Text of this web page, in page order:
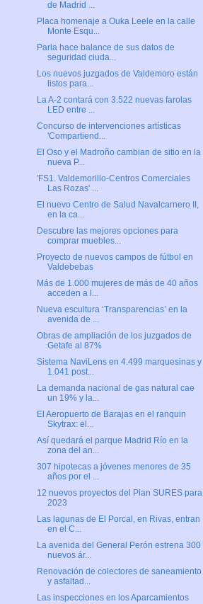
de Madrid ...
Placa homenaje a Ouka Leele en la calle
Monte Esqu...
Parla hace balance de sus datos de
seguridad ciuda...
Los nuevos juzgados de Valdemoro están
listos para...
La A-2 contará con 3.522 nuevas farolas
LED entre ...
Concurso de intervenciones artísticas
'Compartiend...
El Oso y el Madroño cambian de sitio en la
nueva P...
'FS1. Valdemorillo-Centros Comerciales
Las Rozas' ...
El nuevo Centro de Salud Navalcarnero II,
en la ca...
Descubre las mejores opciones para
comprar muebles...
Proyecto de nuevos campos de fútbol en
Valdebebas
Más de 1.000 mujeres de más de 40 años
acceden a l...
Nueva escultura ‘Transparencias’ en la
avenida de ...
Obras de ampliación de los juzgados de
Getafe al 87%
Sistema NaviLens en 4.499 marquesinas y
1.041 post...
La demanda nacional de gas natural cae
un 19% y la...
El Aeropuerto de Barajas en el ranquin
Skytrax: el...
Así quedará el parque Madrid Río en la
zona del an...
307 hipotecas a jóvenes menores de 35
años por el ...
12 nuevos proyectos del Plan SURES para
2023
Las lagunas de El Porcal, en Rivas, entran
en el C...
La avenida del General Perón estrena 300
nuevos ár...
Renovación de colectores de saneamiento
y asfaltad...
Las inspecciones en los Aparcamientos